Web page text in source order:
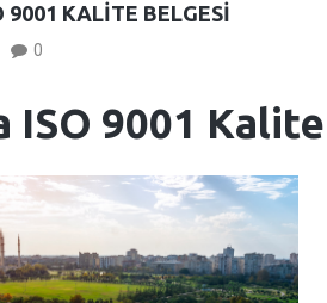
9001 KALITE BELGESI
0
ISO 9001